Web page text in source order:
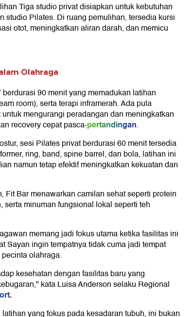
Tiga studio privat disiapkan untuk kebutuhan
studio Pilates. Di ruang pemulihan, tersedia kursi
otot, meningkatkan aliran darah, dan memicu
Olahraga
90 menit yang memadukan latihan
room), serta terapi inframerah. Ada pula
mengurangi peradangan dan meningkatkan
recovery cepat pasca-pertandingan.
sesi Pilates privat berdurasi 60 menit tersedia
ring, band, spine barrel, dan bola, latihan ini
namun tetap efektif meningkatkan kekuatan dan
Fit Bar menawarkan camilan sehat seperti protein
minuman fungsional lokal seperti teh
memang jadi fokus utama ketika fasilitas ini
Sayan ingin tempatnya tidak cuma jadi tempat
olahraga.
kesehatan dengan fasilitas baru yang
kata Luisa Anderson selaku Regional
.
yang fokus pada kesadaran tubuh, ini bukan